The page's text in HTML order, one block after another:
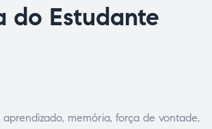
do Estudante
memória, força de vontade,